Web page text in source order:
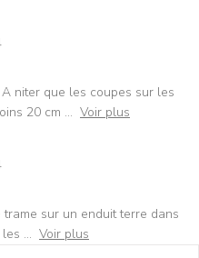
niter que les coupes sur les
20 cm ... Voir plus
sur un enduit terre dans
... Voir plus